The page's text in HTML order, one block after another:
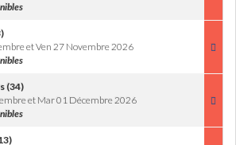
et Ven 27 Novembre 2026
(34)
et Mar 01 Décembre 2026